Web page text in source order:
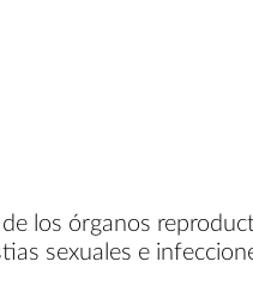
los órganos
sexuales e